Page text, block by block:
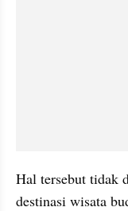
Hal tersebut tidak
destinasi wisata